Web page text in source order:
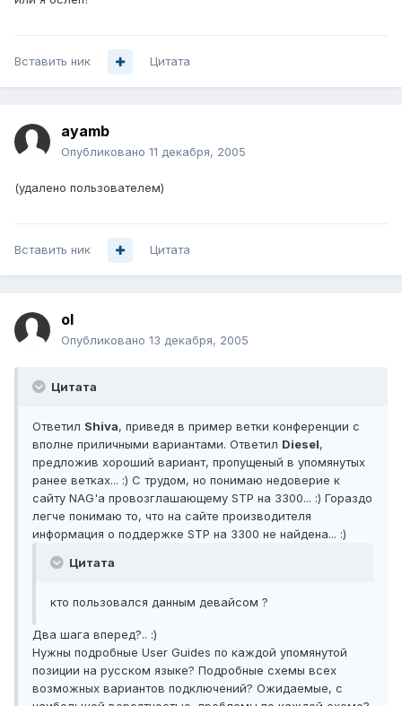
Вставить ник Цитата
ayamb
Опубликовано 11 декабря, 2005
(удалено пользователем)
Вставить ник Цитата
ol
Опубликовано 13 декабря, 2005
Цитата
Ответил Shiva, приведя в пример ветки конференции с
вполне приличными вариантами. Ответил Diesel,
предложив хороший вариант, пропущеный в упомянутых
ранее ветках... :) С трудом, но понимаю недоверие к
сайту NAG'а провозглашающему STP на 3300... :) Гораздо
легче понимаю то, что на сайте производителя
информация о поддержке STP на 3300 не найдена... :)
Цитата
кто пользовался данным девайсом ?
Два шага вперед?.. :)
Нужны подробные User Guides по каждой упомянутой
позиции на русском языке? Подробные схемы всех
возможных вариантов подключений? Ожидаемые, с